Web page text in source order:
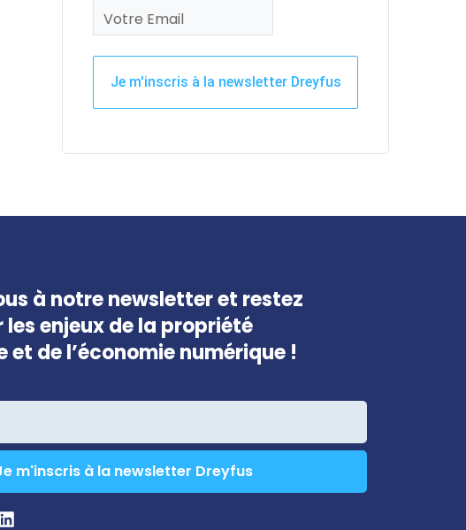
Votre Email
Je m'inscris à la newsletter Dreyfus
à notre newsletter et restez
les enjeux de la propriété
de l’économie numérique !
m'inscris à la newsletter Dreyfus